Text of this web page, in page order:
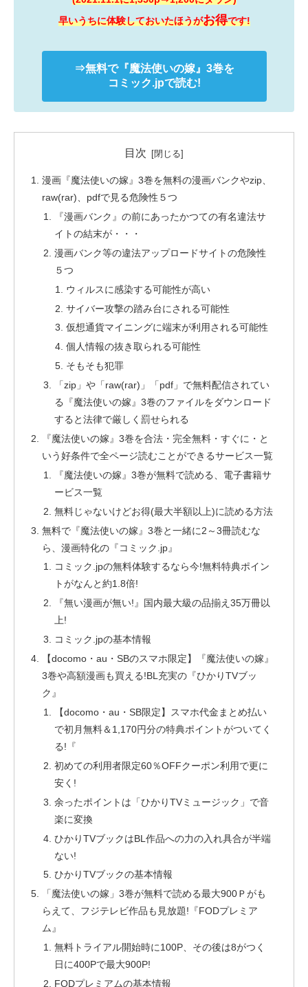
早いうちに体験しておいたほうがお得です!
⇒無料で『魔法使いの嫁』 3巻を
コミック.jpで読む!
目次
漫画『魔法使いの嫁』3巻を無料の漫画バンクやzip、
raw(rar)、pdfで見る危険性５つ
『漫画バンク』の前にあったかつての有名違法サ
イトの結末が・・・
漫画バンク等の違法アップロードサイトの危険性
５つ
ウィルスに感染する可能性が高い
サイバー攻撃の踏み台にされる可能性
仮想通貨マイニングに端末が利用される可能性
個人情報の抜き取られる可能性
そもそも犯罪
「zip」や「raw(rar)」「pdf」で無料配信されてい
る『魔法使いの嫁』3巻のファイルをダウンロード
すると法律で厳しく罰せられる
『魔法使いの嫁』3巻を合法・完全無料・すぐに・と
いう好条件で全ページ読むことができるサービス一覧
『魔法使いの嫁』3巻が無料で読める、電子書籍サ
ービス一覧
無料じゃないけどお得(最大半額以上)に読める方法
無料で『魔法使いの嫁』3巻と一緒に2～3冊読むな
ら、漫画特化の『コミック.jp』
コミック.jpの無料体験するなら今!無料特典ポイン
トがなんと約1.8倍!
『無い漫画が無い!』国内最大級の品揃え35万冊以
上!
コミック.jpの基本情報
【docomo・au・SBのスマホ限定】『魔法使いの嫁』
3巻や高額漫画も買える!BL充実の『ひかりTVブッ
ク』
【docomo・au・SB限定】スマホ代金まとめ払い
で初月無料＆1,170円分の特典ポイントがついてく
る!『
初めての利用者限定60％OFFクーポン利用で更に
安く!
余ったポイントは「ひかりTVミュージック」で音
楽に変換
ひかりTVブックはBL作品への力の入れ具合が半端
ない!
ひかりTVブックの基本情報
「魔法使いの嫁」3巻が無料で読める最大900Ｐがも
らえて、フジテレビ作品も見放題!『FODプレミア
ム』
無料トライアル開始時に100P、その後は8がつく
日に400Pで最大900P!
FODプレミアムの基本情報